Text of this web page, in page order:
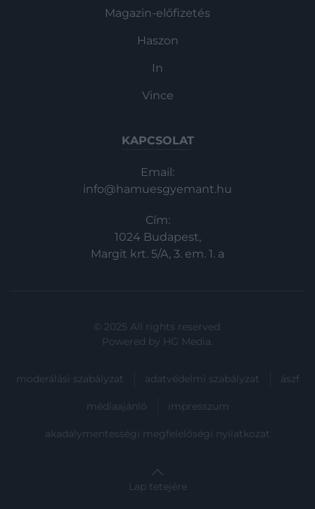
Magazin-előfizetés
Haszon
In
Vince
KAPCSOLAT
Email:
info@hamuesgyemant.hu
Cím:
1024 Budapest,
Margit krt. 5/A, 3. em. 1. a
© 2025 All rights reserved.
Powered by HG Media.
moderálási szabályzat adatvédelmi szabályzat ászf
médiaajánló impresszum
akadálymentességi megfelelőségi nyilatkozat
Lap tetejére